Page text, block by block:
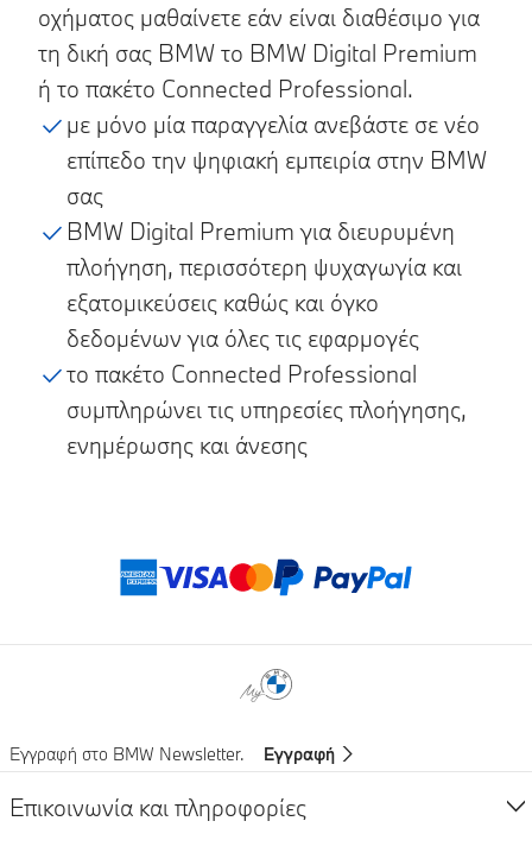
οχήματος μαθαίνετε εάν είναι διαθέσιμο για
τη δική σας BMW το BMW Digital Premium
ή το πακέτο Connected Professional.
με μόνο μία παραγγελία ανεβάστε σε νέο
επίπεδο την ψηφιακή εμπειρία στην BMW
σας
BMW Digital Premium για διευρυμένη
πλοήγηση, περισσότερη ψυχαγωγία και
εξατομικεύσεις καθώς και όγκο
δεδομένων για όλες τις εφαρμογές
το πακέτο Connected Professional
συμπληρώνει τις υπηρεσίες πλοήγησης,
ενημέρωσης και άνεσης
Μέθοδοι